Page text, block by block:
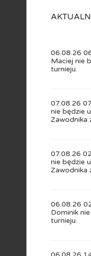
06.08.26
Maciej nie
turnieju.
07.08.26
nie będzie
Zawodnika
07.08.26
nie będzie
Zawodnika
06.08.26
Dominik
turnieju.